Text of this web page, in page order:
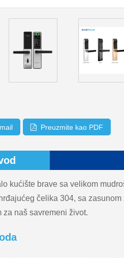
Preuzmite kao PDF
kućište brave sa velikom
čelika 304, sa
naš savremeni život.